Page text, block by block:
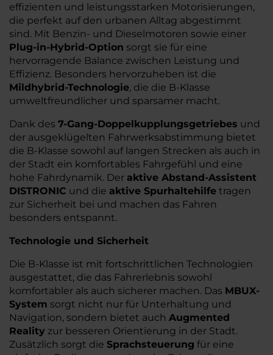
effizienten und leistungsstarken Motorisierungen,
die perfekt auf den urbanen Alltag abgestimmt
sind. Mit Benzin- und Dieselmotoren sowie einer
Plug-in-Hybrid-Option sorgt sie für eine
hervorragende Balance zwischen Leistung und
Effizienz. Besonders hervorzuheben ist die
Mildhybrid-Technologie, die die B-Klasse
umweltfreundlicher und sparsamer macht.
Dank des 7-Gang-Doppelkupplungsgetriebes und
der ausgeklügelten Fahrwerksabstimmung bietet
die B-Klasse sowohl auf langen Strecken als auch in
der Stadt ein komfortables Fahrgefühl und eine
hohe Fahrdynamik. Der aktive Abstand-Assistent
DISTRONIC und die aktive Spurhaltehilfe tragen
zur Sicherheit bei und machen das Fahren
besonders entspannt.
Technologie und Sicherheit
Die B-Klasse ist mit fortschrittlichen Technologien
ausgestattet, die das Fahrerlebnis sowohl
komfortabler als auch sicherer machen. Das MBUX-
System sorgt nicht nur für Unterhaltung und
Navigation, sondern bietet auch Augmented
Reality zur besseren Orientierung in der Stadt.
Zusätzlich sorgt die Sprachsteuerung für eine